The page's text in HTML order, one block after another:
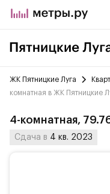
ЖК Пятницкие Луга
комнатная в ЖК Пятницкие
4-комнатная,
Сдача в 4 кв. 2023